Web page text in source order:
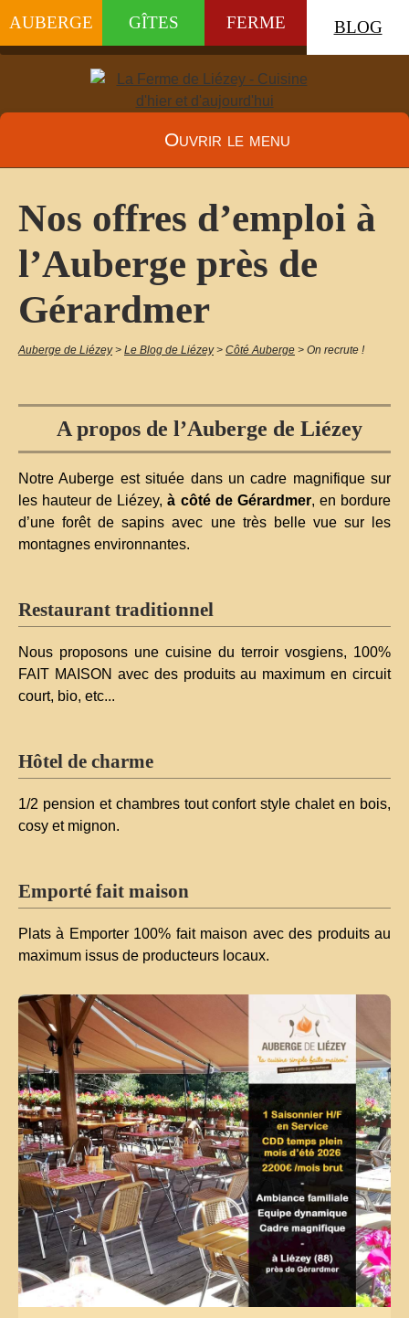
AUBERGE GÎTES FERME BLOG
Ouvrir le menu
Nos offres d’emploi à
l’Auberge près de
Gérardmer
Auberge de Liézey > Le Blog de Liézey > Côté Auberge > On recrute !
A propos de l’Auberge de Liézey
Notre Auberge est située dans un cadre magnifique sur
les hauteur de Liézey,à côté de Gérardmer, en bordure
d’une forêt de sapins avec une très belle vue sur les
montagnes environnantes.
Restaurant traditionnel
Nous proposons une cuisine du terroir vosgiens, 100%
FAIT MAISON avec des produits au maximum en circuit
court, bio, etc...
Hôtel de charme
1/2 pension et chambres tout confort style chalet en bois,
cosy et mignon.
Emporté fait maison
Plats à Emporter 100% fait maison avec des produits au
maximum issus de producteurs locaux.